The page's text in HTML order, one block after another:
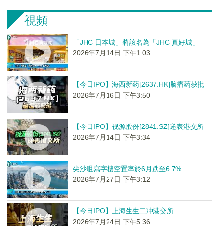
視頻
「JHC 日本城」將該名為「JHC 真好城」
2026年7月14日 下午1:03
【今日IPO】海西新药[2637.HK]脑瘤药获批
2026年7月16日 下午3:50
【今日IPO】视源股份[2841.SZ]递表港交所
2026年7月14日 下午3:34
尖沙咀寫字樓空置率於6月跌至6.7%
2026年7月27日 下午3:12
【今日IPO】上海生生二冲港交所
2026年7月24日 下午5:36